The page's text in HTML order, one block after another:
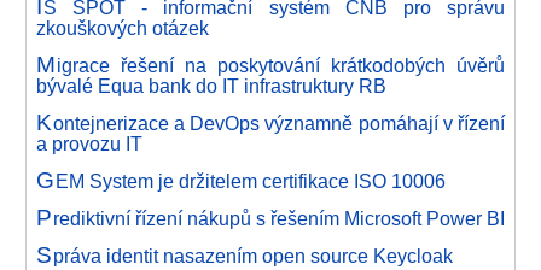
IS SPOT - informační systém ČNB pro správu
zkouškových otázek
Migrace řešení na poskytování krátkodobých úvěrů
bývalé Equa bank do IT infrastruktury RB
Kontejnerizace a DevOps významně pomáhají v řízení
a provozu IT
GEM System je držitelem certifikace ISO 10006
Prediktivní řízení nákupů s řešením Microsoft Power BI
Správa identit nasazením open source Keycloak